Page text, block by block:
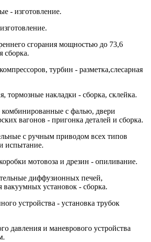
- изготовление.
сгорания мощностью до 73,6
сборка.
турбин - разметка,слесарная
тормозные накладки - сборка, склейка.
с фалью, двери
вагонов - пригонка деталей и сборка.
с ручным приводом всех типов
испытание.
мотовоза и дрезин - опиливание.
диффузионных печей,
установок - сборка.
устройства - установка трубок
давления и маневрового устройства